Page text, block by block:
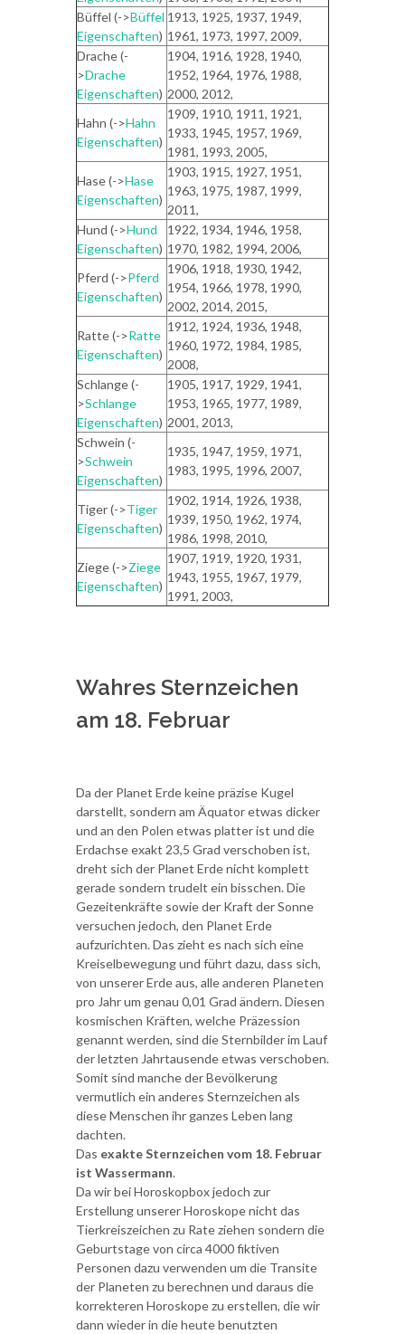
Büffel (->Büffel
Eigenschaften)
1913, 1925, 1937, 1949,
1961, 1973, 1997, 2009,
Drache (-
>Drache
Eigenschaften)
1904, 1916, 1928, 1940,
1952, 1964, 1976, 1988,
2000, 2012,
Hahn (->Hahn
Eigenschaften)
1909, 1910, 1911, 1921,
1933, 1945, 1957, 1969,
1981, 1993, 2005,
Hase (->Hase
Eigenschaften)
1903, 1915, 1927, 1951,
1963, 1975, 1987, 1999,
2011,
Hund (->Hund
Eigenschaften)
1922, 1934, 1946, 1958,
1970, 1982, 1994, 2006,
Pferd (->Pferd
Eigenschaften)
1906, 1918, 1930, 1942,
1954, 1966, 1978, 1990,
2002, 2014, 2015,
Ratte (->Ratte
Eigenschaften)
1912, 1924, 1936, 1948,
1960, 1972, 1984, 1985,
2008,
Schlange (-
>Schlange
Eigenschaften)
1905, 1917, 1929, 1941,
1953, 1965, 1977, 1989,
2001, 2013,
Schwein (-
>Schwein
Eigenschaften)
1935, 1947, 1959, 1971,
1983, 1995, 1996, 2007,
Tiger (->Tiger
Eigenschaften)
1902, 1914, 1926, 1938,
1939, 1950, 1962, 1974,
1986, 1998, 2010,
Ziege (->Ziege
Eigenschaften)
1907, 1919, 1920, 1931,
1943, 1955, 1967, 1979,
1991, 2003,
Wahres Sternzeichen
am 18. Februar
Da der Planet Erde keine präzise Kugel
darstellt, sondern am Äquator etwas dicker
und an den Polen etwas platter ist und die
Erdachse exakt 23,5 Grad verschoben ist,
dreht sich der Planet Erde nicht komplett
gerade sondern trudelt ein bisschen. Die
Gezeitenkräfte sowie der Kraft der Sonne
versuchen jedoch, den Planet Erde
aufzurichten. Das zieht es nach sich eine
Kreiselbewegung und führt dazu, dass sich,
von unserer Erde aus, alle anderen Planeten
pro Jahr um genau 0,01 Grad ändern. Diesen
kosmischen Kräften, welche Präzession
genannt werden, sind die Sternbilder im Lauf
der letzten Jahrtausende etwas verschoben.
Somit sind manche der Bevölkerung
vermutlich ein anderes Sternzeichen als
diese Menschen ihr ganzes Leben lang
dachten.
Das exakte Sternzeichen vom 18. Februar
ist Wassermann.
Da wir bei Horoskopbox jedoch zur
Erstellung unserer Horoskope nicht das
Tierkreiszeichen zu Rate ziehen sondern die
Geburtstage von circa 4000 fiktiven
Personen dazu verwenden um die Transite
der Planeten zu berechnen und daraus die
korrekteren Horoskope zu erstellen, die wir
dann wieder in die heute benutzten